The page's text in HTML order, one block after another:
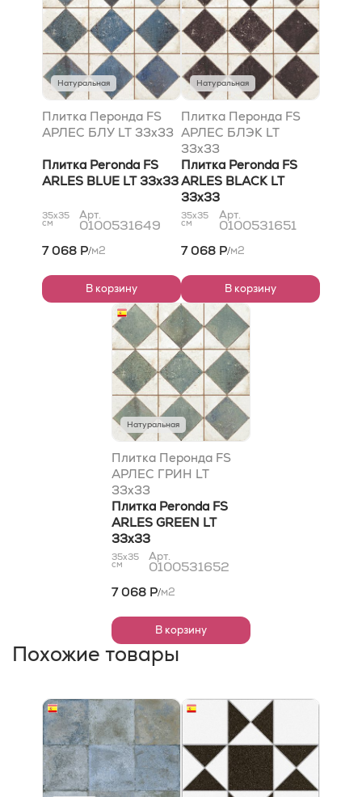
Натуральная
Плитка Перонда FS
АРЛЕС БЛУ LT 33x33
Плитка Peronda FS
ARLES BLUE LT 33x33
35x35
см
Арт.
0100531649
7 068 Р/м2
В корзину
Натуральная
Плитка Перонда FS
АРЛЕС БЛЭК LT
33x33
Плитка Peronda FS
ARLES BLACK LT
33x33
35x35
см
Арт.
0100531651
7 068 Р/м2
В корзину
Натуральная
Плитка Перонда FS
АРЛЕС ГРИН LT
33x33
Плитка Peronda FS
ARLES GREEN LT
33x33
35x35
см
Арт.
0100531652
7 068 Р/м2
В корзину
Похожие товары